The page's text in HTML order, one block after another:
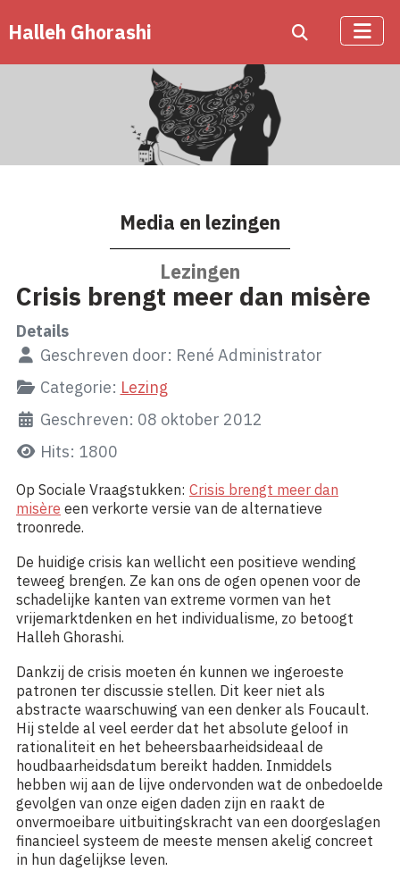
Halleh Ghorashi
Media en lezingen
Lezingen
Crisis brengt meer dan misère
Details
Geschreven door: René Administrator
Categorie: Lezing
Geschreven: 08 oktober 2012
Hits: 1800
Op Sociale Vraagstukken: Crisis brengt meer dan
misère een verkorte versie van de alternatieve
troonrede.
De huidige crisis kan wellicht een positieve wending
teweeg brengen. Ze kan ons de ogen openen voor de
schadelijke kanten van extreme vormen van het
vrijemarktdenken en het individualisme, zo betoogt
Halleh Ghorashi.
Dankzij de crisis moeten én kunnen we ingeroeste
patronen ter discussie stellen. Dit keer niet als
abstracte waarschuwing van een denker als Foucault.
Hij stelde al veel eerder dat het absolute geloof in
rationaliteit en het beheersbaarheidsideaal de
houdbaarheidsdatum bereikt hadden. Inmiddels
hebben wij aan de lijve ondervonden wat de onbedoelde
gevolgen van onze eigen daden zijn en raakt de
onvermoeibare uitbuitingskracht van een doorgeslagen
financieel systeem de meeste mensen akelig concreet
in hun dagelijkse leven.